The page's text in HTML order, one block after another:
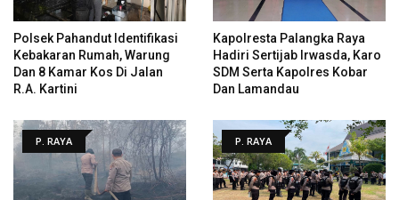
Polsek Pahandut Identifikasi
Kebakaran Rumah, Warung
Dan 8 Kamar Kos Di Jalan
R.A. Kartini
Kapolresta Palangka Raya
Hadiri Sertijab Irwasda, Karo
SDM Serta Kapolres Kobar
Dan Lamandau
P. RAYA P. RAYA